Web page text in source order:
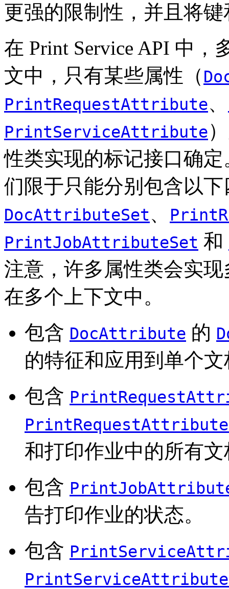
更强的限制性，并且将
在 Print Service API 中
文中，只有某些属性（
PrintRequestAttribute、
PrintServiceAttribute
性类实现的标记接口确
们限于只能分别包含以
DocAttributeSet、
PrintJobAttributeSet 和
注意，许多属性类会实
在多个上下文中。
包含 DocAttribute 的
的特征和应用到单个
包含
和打印作业中的所有
包含
告打印作业的状态。
包含